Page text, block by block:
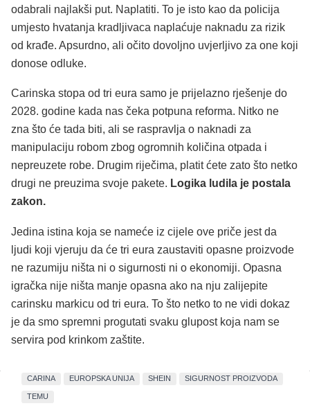
odabrali najlakši put. Naplatiti. To je isto kao da policija
umjesto hvatanja kradljivaca naplaćuje naknadu za rizik
od krađe. Apsurdno, ali očito dovoljno uvjerljivo za one koji
donose odluke.
Carinska stopa od tri eura samo je prijelazno rješenje do
2028. godine kada nas čeka potpuna reforma. Nitko ne
zna što će tada biti, ali se raspravlja o naknadi za
manipulaciju robom zbog ogromnih količina otpada i
nepreuzete robe. Drugim riječima, platit ćete zato što netko
drugi ne preuzima svoje pakete. Logika ludila je postala
zakon.
Jedina istina koja se nameće iz cijele ove priče jest da
ljudi koji vjeruju da će tri eura zaustaviti opasne proizvode
ne razumiju ništa ni o sigurnosti ni o ekonomiji. Opasna
igračka nije ništa manje opasna ako na nju zalijepite
carinsku markicu od tri eura. To što netko to ne vidi dokaz
je da smo spremni progutati svaku glupost koja nam se
servira pod krinkom zaštite.
CARINA EUROPSKA UNIJA SHEIN SIGURNOST PROIZVODA
TEMU